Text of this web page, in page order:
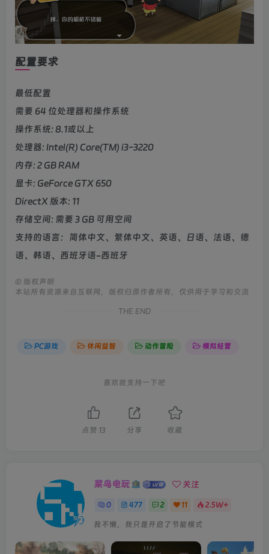
配置要求
最低配置
需要 64 位处理器和操作系统
操作系统: 8.1或以上
处理器: Intel(R) Core(TM) i3-3220
内存: 2 GB RAM
显卡: GeForce GTX 650
DirectX 版本: 11
存储空间: 需要 3 GB 可用空间
支持的语言：简体中文、繁体中文、英语、日语、法语、德
语、韩语、西班牙语-西班牙
© 版权声明
本站所有资源来自互联网，版权归原作者所有，仅供用于学习和交流
THE END
PC游戏 休闲益智 动作冒险 模拟经营
喜欢就支持一下吧
点赞 13 分享 收藏
菜鸟电玩 关注
0 477 2 11 2.5W+
我不懒，我只是开启了节能模式